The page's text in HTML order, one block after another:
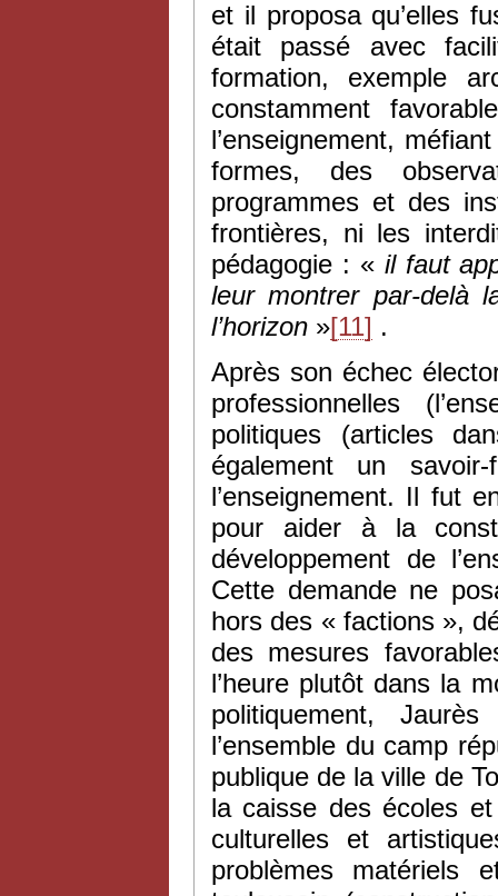
et il proposa qu’elles
était passé avec
formation, exemple
constamment
l’enseignement,
formes, des
programmes et des
frontières, ni les
pédagogie : « il faut
leur montrer par-delà
l’horizon »[11] .
Après son échec
professionnelles
politiques (articles
également un
l’enseignement. Il fut
pour aider à la
développement de
Cette demande ne
hors des « factions »,
des mesures
l’heure plutôt dans la
politiquement,
l’ensemble du camp
publique de la ville de
la caisse des écoles
culturelles et
problèmes matériels